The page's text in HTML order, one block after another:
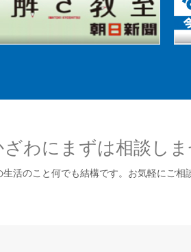
わにまずは相談しま
活のこと何でも結構です。お気軽にご相